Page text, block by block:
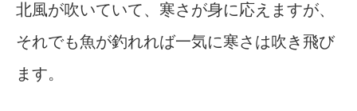
北風が吹いていて、寒さが身に応えますが、
それでも魚が釣れれば一気に寒さは吹き飛び
ます。